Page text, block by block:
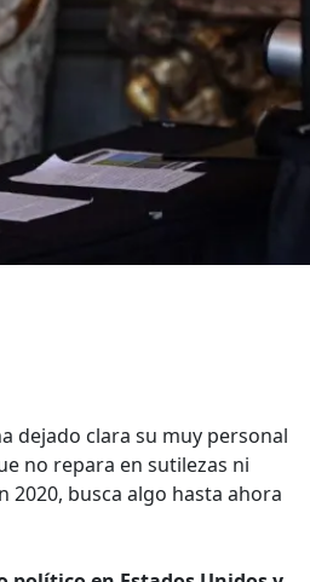
dejado clara su muy personal
no repara en sutilezas ni
2020, busca algo hasta ahora